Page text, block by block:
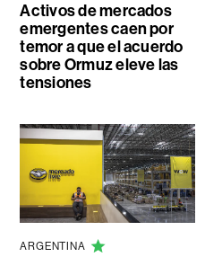
Activos de mercados
emergentes caen por
temor a que el acuerdo
sobre Ormuz eleve las
tensiones
ARGENTINA